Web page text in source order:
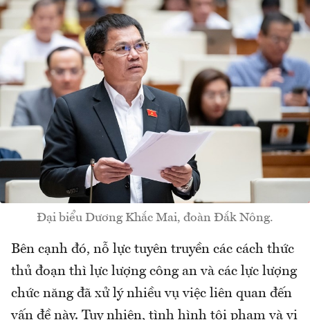
Đại biểu Dương Khắc Mai, đoàn Đắk Nông.
Bên cạnh đó, nỗ lực tuyên truyền các cách thức
thủ đoạn thì lực lượng công an và các lực lượng
chức năng đã xử lý nhiều vụ việc liên quan đến
vấn đề này. Tuy nhiên, tình hình tội phạm và vi